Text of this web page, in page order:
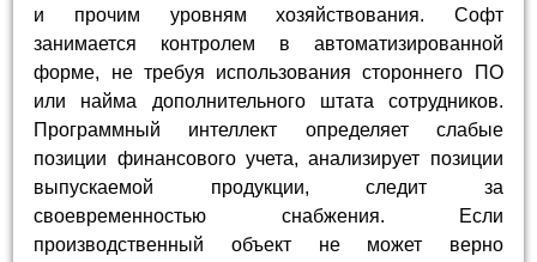
и прочим уровням хозяйствования. Софт
занимается контролем в автоматизированной
форме, не требуя использования стороннего ПО
или найма дополнительного штата сотрудников.
Программный интеллект определяет слабые
позиции финансового учета, анализирует позиции
выпускаемой продукции, следит за
своевременностью снабжения. Если
производственный объект не может верно